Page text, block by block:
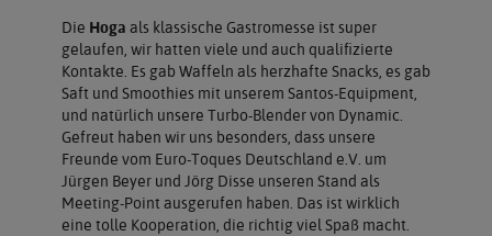
Die Hoga als klassische Gastromesse ist super
gelaufen, wir hatten viele und auch qualifizierte
Kontakte. Es gab Waffeln als herzhafte Snacks, es gab
Saft und Smoothies mit unserem Santos-Equipment,
und natürlich unsere Turbo-Blender von Dynamic.
Gefreut haben wir uns besonders, dass unsere
Freunde vom Euro-Toques Deutschland e.V. um
Jürgen Beyer und Jörg Disse unseren Stand als
Meeting-Point ausgerufen haben. Das ist wirklich
eine tolle Kooperation, die richtig viel Spaß macht.